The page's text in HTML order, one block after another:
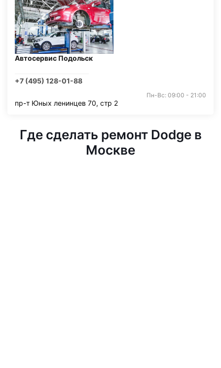
Автосервис Подольск
+7 (495) 128-01-88
Пн-Вс: 09:00 - 21:00
пр-т Юных ленинцев 70, стр 2
Где сделать ремонт Dodge в
Москве